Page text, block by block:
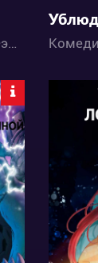
Аниме / Сёнэн / Фэнтези / Экшен
73